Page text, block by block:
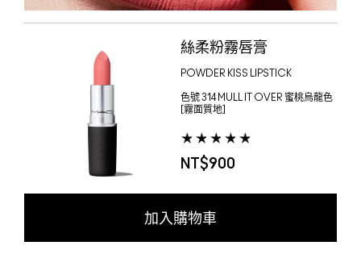
絲柔粉霧唇膏
POWDER KISS LIPSTICK
色號314 MULL IT OVER 蜜桃烏龍色
[霧面質地]
NT$900
加入購物車